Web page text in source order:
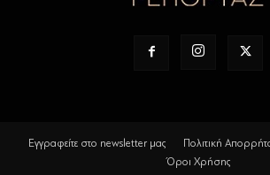
Εγγραφείτε στο newsletter μας Πολιτική
Όροι Χρήσης